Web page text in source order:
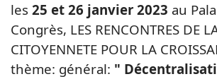
les 25 et 26 janvier 2023 au
Congrès, LES RENCONTRES DE
CITOYENNETE POUR LA
thème: général: "